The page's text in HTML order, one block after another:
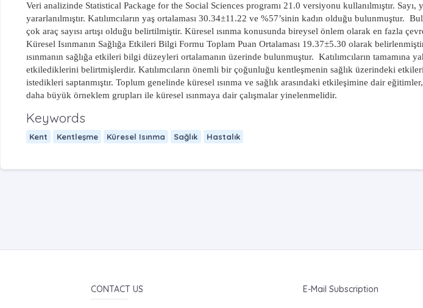
Veri analizinde Statistical Package for the Social Sciences programı 21.0 versiyonu kullanılmıştır.
yararlanılmıştır. Katılımcıların yaş ortalaması 30.34±11.22 ve %57’sinin kadın olduğu bulunmuştur.
çok araç sayısı artışı olduğu belirtilmiştir. Küresel ısınma konusunda bireysel önlem olarak en fazla
Küresel Isınmanın Sağlığa Etkileri Bilgi Formu Toplam Puan Ortalaması 19.37±5.30 olarak
ısınmanın sağlığa etkileri bilgi düzeyleri ortalamanın üzerinde bulunmuştur. Katılımcıların tamamına
etkilediklerini belirtmişlerdir. Katılımcıların önemli bir çoğunluğu kentleşmenin sağlık üzerindeki
istedikleri saptanmıştır. Toplum genelinde küresel ısınma ve sağlık arasındaki etkileşimine dair
daha büyük örneklem grupları ile küresel ısınmaya dair çalışmalar yinelenmelidir.
Keywords
Kent Kentleşme Küresel Isınma Sağlık Hastalık
CONTACT US E-Mail Subscription